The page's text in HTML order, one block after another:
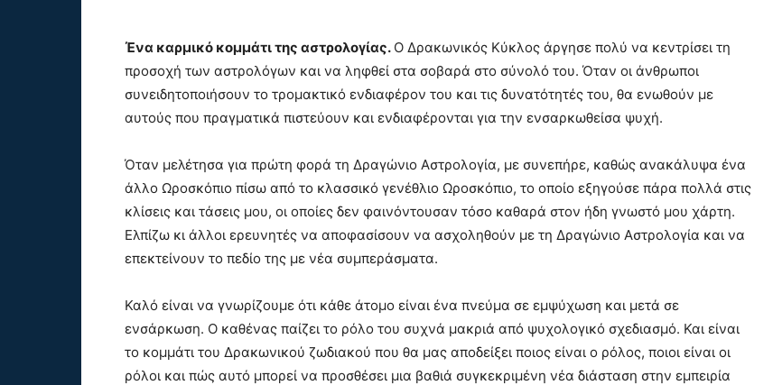
Ένα καρμικό κομμάτι της αστρολογίας. Ο Δρακωνικός Κύκλος άργησε πολύ να κεντρίσει τη
προσοχή των αστρολόγων και να ληφθεί στα σοβαρά στο σύνολό του. Όταν οι άνθρωποι
συνειδητοποιήσουν το τρομακτικό ενδιαφέρον του και τις δυνατότητές του, θα ενωθούν με
αυτούς που πραγματικά πιστεύουν και ενδιαφέρονται για την ενσαρκωθείσα ψυχή.
Όταν μελέτησα για πρώτη φορά τη Δραγώνιο Αστρολογία, με συνεπήρε, καθώς ανακάλυψα ένα
άλλο Ωροσκόπιο πίσω από το κλασσικό γενέθλιο Ωροσκόπιο, το οποίο εξηγούσε πάρα πολλά στις
κλίσεις και τάσεις μου, οι οποίες δεν φαινόντουσαν τόσο καθαρά στον ήδη γνωστό μου χάρτη.
Ελπίζω κι άλλοι ερευνητές να αποφασίσουν να ασχοληθούν με τη Δραγώνιο Αστρολογία και να
επεκτείνουν το πεδίο της με νέα συμπεράσματα.
Καλό είναι να γνωρίζουμε ότι κάθε άτομο είναι ένα πνεύμα σε εμψύχωση και μετά σε
ενσάρκωση. Ο καθένας παίζει το ρόλο του συχνά μακριά από ψυχολογικό σχεδιασμό. Και είναι
το κομμάτι του Δρακωνικού ζωδιακού που θα μας αποδείξει ποιος είναι ο ρόλος, ποιοι είναι οι
ρόλοι και πώς αυτό μπορεί να προσθέσει μια βαθιά συγκεκριμένη νέα διάσταση στην εμπειρία